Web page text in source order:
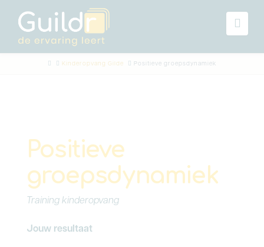
HomeKinderopvang Gilde Positieve groepsdynamiek
Positieve
groepsdynamiek
Training kinderopvang
Jouw resultaat